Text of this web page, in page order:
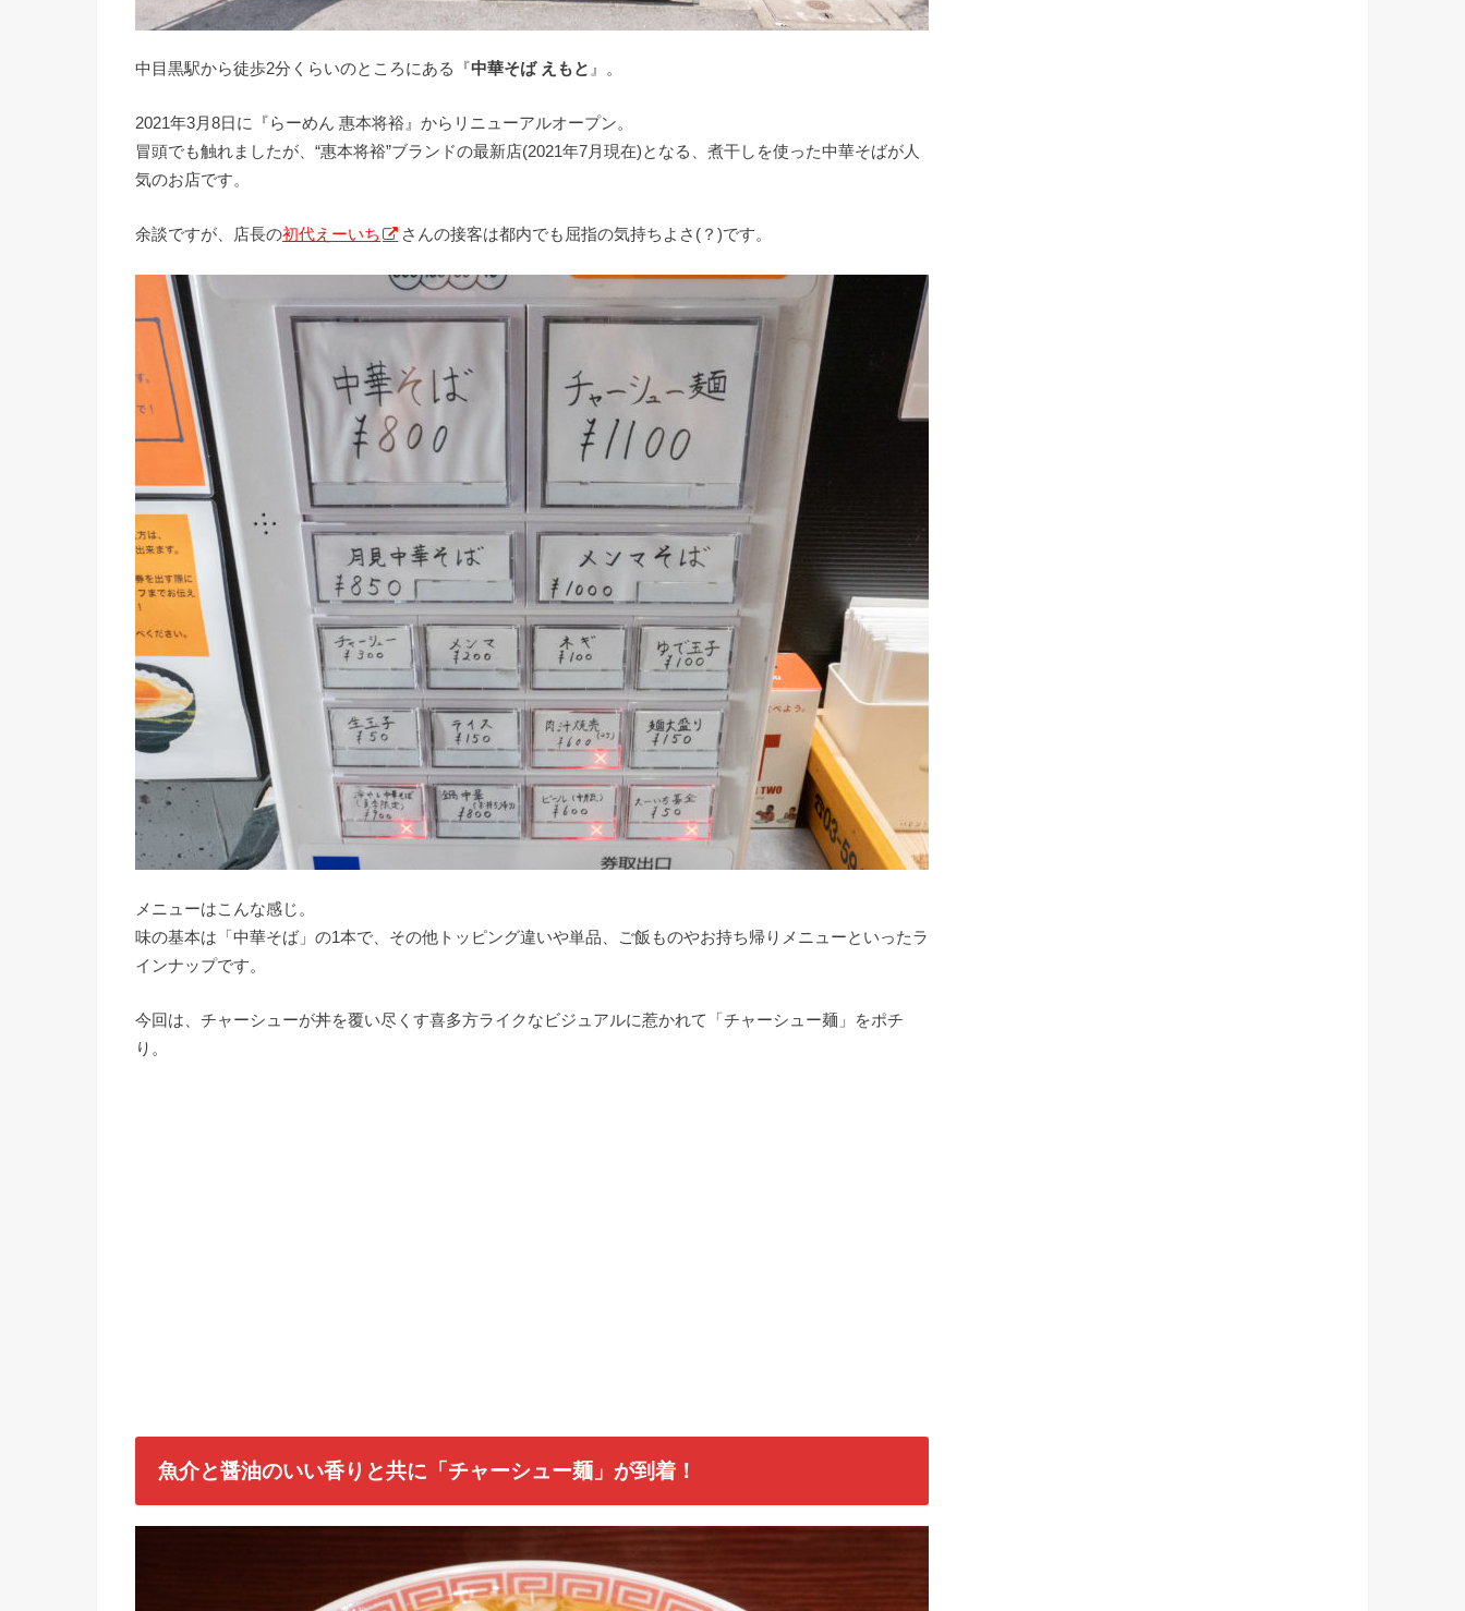
中目黒駅から徒歩2分くらいのところにある『中華そば えもと 』。
2021年3月8日に『らーめん 惠本将裕』からリニューアルオープン。
冒頭でも触れましたが、“惠本将裕”ブランドの最新店(2021年7月現在)となる、煮干しを使った中華そばが人
気のお店です。
余談ですが、店長の初代えーいち さんの接客は都内でも屈指の気持ちよさ(？)です。
メニューはこんな感じ。
味の基本は「中華そば」の1本で、その他トッピング違いや単品、ご飯ものやお持ち帰りメニューといったラ
インナップです。
今回は、チャーシューが丼を覆い尽くす喜多方ライクなビジュアルに惹かれて「チャーシュー麺」をポチ
り。
魚介と醤油のいい香りと共に「チャーシュー麺」が到着！